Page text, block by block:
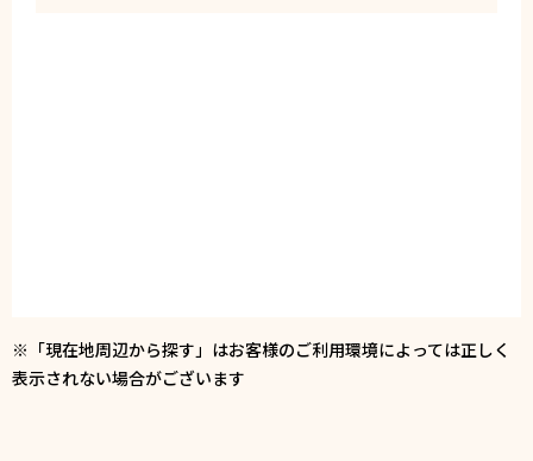
※「現在地周辺から探す」はお客様のご利用環境によっては正しく
表示されない場合がございます